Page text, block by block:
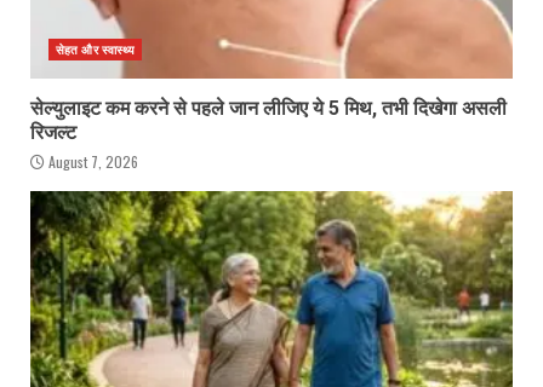
सेहत और स्वास्थ्य
सेल्युलाइट कम करने से पहले जान लीजिए ये 5 मिथ, तभी दिखेगा असली
रिजल्ट
August 7, 2026